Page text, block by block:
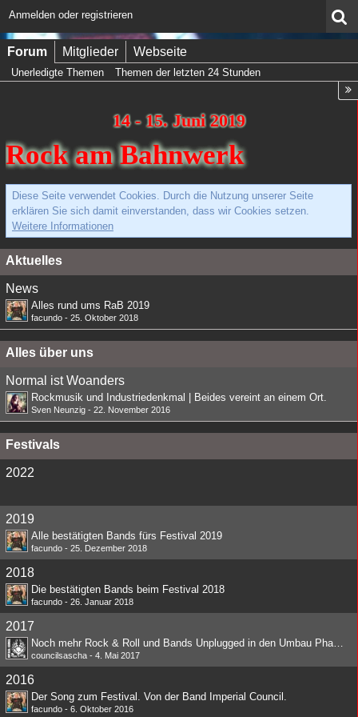
Anmelden oder registrieren
Forum Mitglieder Webseite
Unerledigte Themen Themen der letzten 24 Stunden
14 - 15. Juni 2019
Rock am Bahnwerk
Diese Seite verwendet Cookies. Durch die Nutzung unserer Seite
erklären Sie sich damit einverstanden, dass wir Cookies setzen.
Weitere Informationen
Aktuelles
News
Alles rund ums RaB 2019
facundo - 25. Oktober 2018
Alles über uns
Normal ist Woanders
Rockmusik und Industriedenkmal | Beides vereint an einem Ort.
Sven Neunzig - 22. November 2016
Festivals
2022
2019
Alle bestätigten Bands fürs Festival 2019
facundo - 25. Dezember 2018
2018
Die bestätigten Bands beim Festival 2018
facundo - 26. Januar 2018
2017
Noch mehr Rock & Roll und Bands Unplugged in den Umbau Phasen
councilsascha - 4. Mai 2017
2016
Der Song zum Festival. Von der Band Imperial Council.
facundo - 6. Oktober 2016